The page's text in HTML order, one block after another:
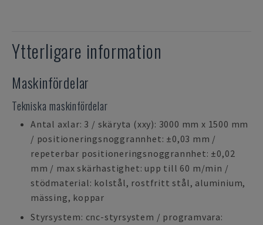
Ytterligare information
Maskinfördelar
Tekniska maskinfördelar
Antal axlar: 3 / skäryta (xxy): 3000 mm x 1500 mm
/ positioneringsnoggrannhet: ±0,03 mm /
repeterbar positioneringsnoggrannhet: ±0,02
mm / max skärhastighet: upp till 60 m/min /
stödmaterial: kolstål, rostfritt stål, aluminium,
mässing, koppar
Styrsystem: cnc-styrsystem / programvara: